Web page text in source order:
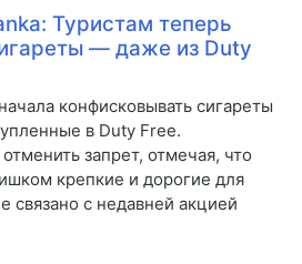
Туристам теперь
— даже из Duty
конфисковывать сигареты
в Duty Free.
запрет, отмечая, что
крепкие и дорогие для
связано с недавней акцией